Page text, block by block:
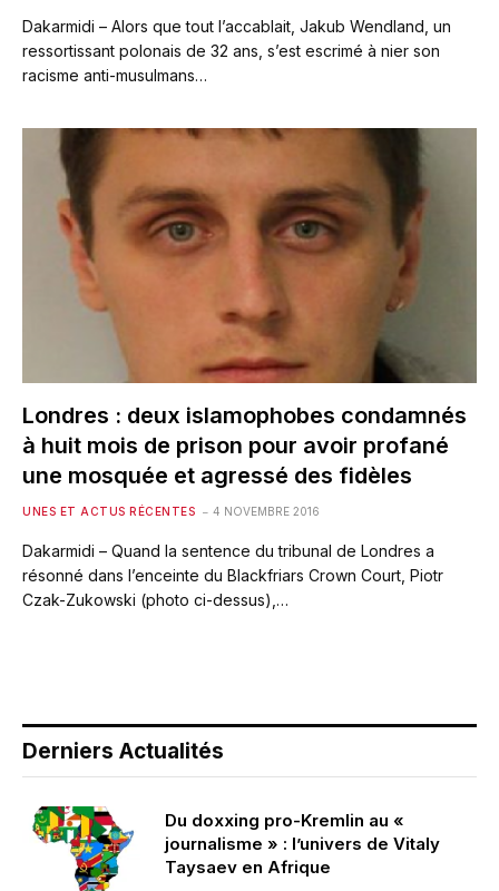
Dakarmidi – Alors que tout l’accablait, Jakub Wendland, un
ressortissant polonais de 32 ans, s’est escrimé à nier son
racisme anti-musulmans…
Londres : deux islamophobes condamnés
à huit mois de prison pour avoir profané
une mosquée et agressé des fidèles
UNES ET ACTUS RÉCENTES 4 NOVEMBRE 2016
Dakarmidi – Quand la sentence du tribunal de Londres a
résonné dans l’enceinte du Blackfriars Crown Court, Piotr
Czak-Zukowski (photo ci-dessus),…
Derniers Actualités
Du doxxing pro-Kremlin au «
journalisme » : l’univers de Vitaly
Taysaev en Afrique